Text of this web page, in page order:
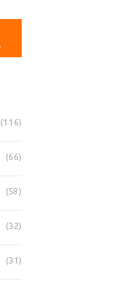
(116)
(66)
(58)
(32)
(31)